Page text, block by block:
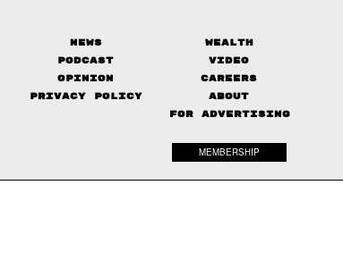
News Wealth
Podcast
Video
Opinion
Careers
Privacy Policy
About
FOR ADVERTISING
MEMBERSHIP